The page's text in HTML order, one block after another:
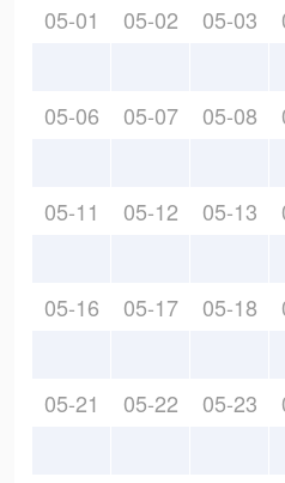
05-01 05-02 05-03
05-06 05-07 05-08
05-11 05-12 05-13
05-16 05-17 05-18
05-21 05-22 05-23